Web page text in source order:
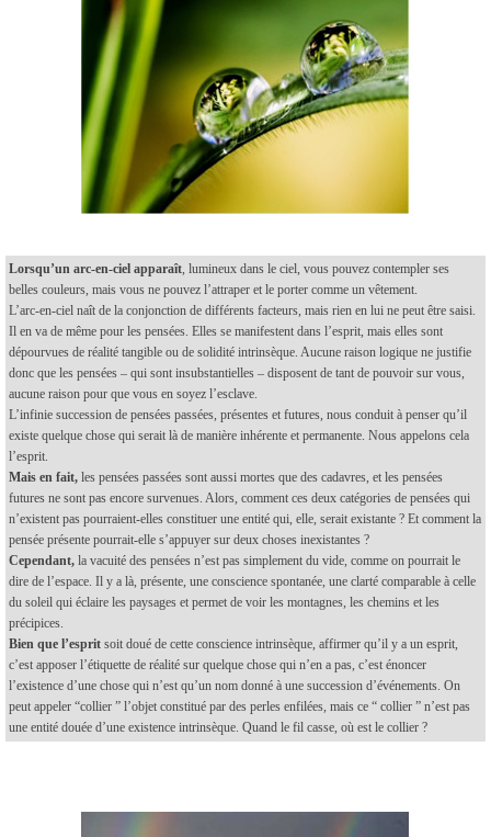
Lorsqu’un arc-en-ciel apparaît , lumineux dans le ciel, vous pouvez contempler ses
belles couleurs, mais vous ne pouvez l’attraper et le porter comme un vêtement.
L’arc-en-ciel naît de la conjonction de différents facteurs, mais rien en lui ne peut être saisi.
Il en va de même pour les pensées. Elles se manifestent dans l’esprit, mais elles sont
dépourvues de réalité tangible ou de solidité intrinsèque. Aucune raison logique ne justifie
donc que les pensées – qui sont insubstantielles – disposent de tant de pouvoir sur vous,
aucune raison pour que vous en soyez l’esclave.
L’infinie succession de pensées passées, présentes et futures, nous conduit à penser qu’il
existe quelque chose qui serait là de manière inhérente et permanente. Nous appelons cela
l’esprit.
Mais en fait, les pensées passées sont aussi mortes que des cadavres, et les pensées
futures ne sont pas encore survenues. Alors, comment ces deux catégories de pensées qui
n’existent pas pourraient-elles constituer une entité qui, elle, serait existante ? Et comment la
pensée présente pourrait-elle s’appuyer sur deux choses inexistantes ?
Cependant, la vacuité des pensées n’est pas simplement du vide, comme on pourrait le
dire de l’espace. Il y a là, présente, une conscience spontanée, une clarté comparable à celle
du soleil qui éclaire les paysages et permet de voir les montagnes, les chemins et les
précipices.
Bien que l’esprit soit doué de cette conscience intrinsèque, affirmer qu’il y a un esprit,
c’est apposer l’étiquette de réalité sur quelque chose qui n’en a pas, c’est énoncer
l’existence d’une chose qui n’est qu’un nom donné à une succession d’événements. On
peut appeler “collier ” l’objet constitué par des perles enfilées, mais ce “ collier ” n’est pas
une entité douée d’une existence intrinsèque. Quand le fil casse, où est le collier ?